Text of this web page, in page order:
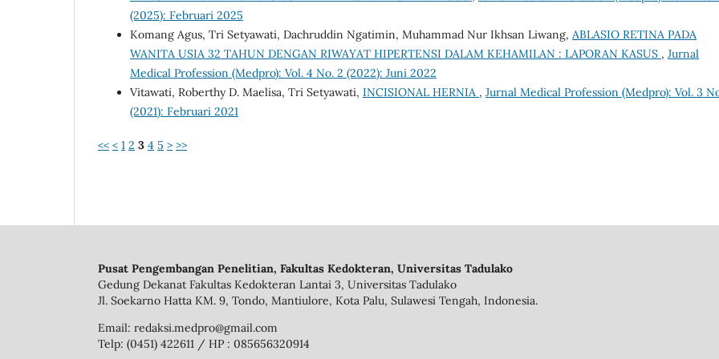
(2025): Februari 2025
Komang Agus, Tri Setyawati, Dachruddin Ngatimin, Muhammad Nur Ikhsan Liwang, ABLASIO RETINA PADA
WANITA USIA 32 TAHUN DENGAN RIWAYAT HIPERTENSI DALAM KEHAMILAN : LAPORAN KASUS , Jurnal
Medical Profession (Medpro): Vol. 4 No. 2 (2022): Juni 2022
Vitawati, Roberthy D. Maelisa, Tri Setyawati, INCISIONAL HERNIA , Jurnal Medical Profession (Medpro): Vol. 3
(2021): Februari 2021
<< < 1 2 3 4 5 > >>
Pusat Pengembangan Penelitian, Fakultas Kedokteran, Universitas Tadulako
Gedung Dekanat Fakultas Kedokteran Lantai 3, Universitas Tadulako
Jl. Soekarno Hatta KM. 9, Tondo, Mantiulore, Kota Palu, Sulawesi Tengah, Indonesia.
Email: redaksi.medpro@gmail.com
Telp: (0451) 422611 / HP : 085656320914